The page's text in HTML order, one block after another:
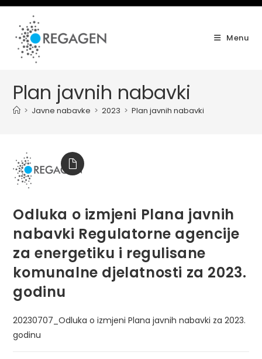
Skip
content
Menu
Plan javnih nabavki
> Javne nabavke > 2023 > Plan javnih nabavki
Odluka o izmjeni Plana javnih
nabavki Regulatorne agencije
za energetiku i regulisane
komunalne djelatnosti za 2023.
godinu
20230707_Odluka o izmjeni Plana javnih nabavki za 2023.
godinu